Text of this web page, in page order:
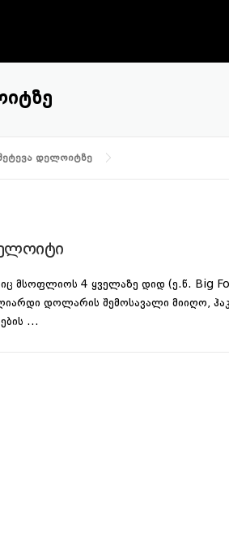
დელოიტზე
მსოფლიოს 4 ყველაზე დიდ (ე.წ. Big
დოლარის შემოსავალი მიიღო,
…